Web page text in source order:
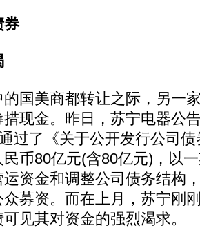
券
美商都转让之际，另一
现金。昨日，苏宁电器公
过了《关于公开发行公司
币80亿元(含80亿元)，以
资金和调整公司债务结构
募资。而在上月，苏宁刚
见其对资金的强烈渴求。